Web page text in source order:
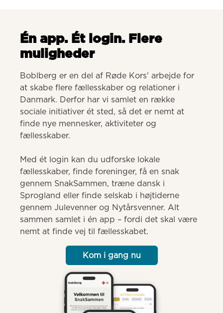
Én app. Ét login. Flere
muligheder
Boblberg er en del af Røde Kors' arbejde for
at skabe flere fællesskaber og relationer i
Danmark. Derfor har vi samlet en række
sociale initiativer ét sted, så det er nemt at
finde nye mennesker, aktiviteter og
fællesskaber.
Med ét login kan du udforske lokale
fællesskaber, finde foreninger, få en snak
gennem SnakSammen, træne dansk i
Sprogland eller finde selskab i højtiderne
gennem Julevenner og Nytårsvenner. Alt
sammen samlet i én app – fordi det skal være
nemt at finde vej til fællesskabet.
Kom i gang nu